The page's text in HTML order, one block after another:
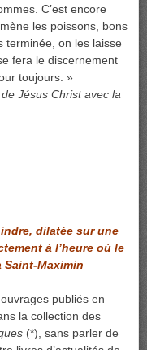
C’est encore
les poissons, bons
terminée, on les laisse
fera le discernement
toujours. »
de Jésus Christ avec la
dilatée sur une
à l’heure où le
Saint-Maximin
publiés en
la collection des
(*), sans parler de